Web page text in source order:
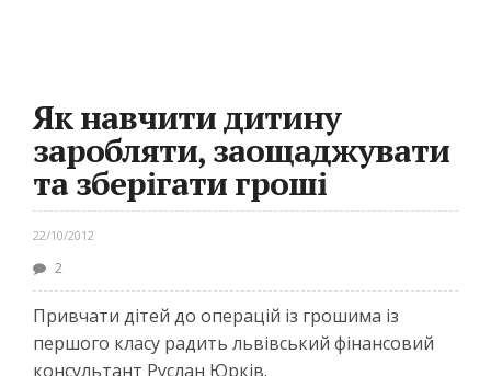
Як навчити дитину
заробляти, заощаджувати
та зберігати гроші
22/10/2012
2
Привчати дітей до операцій із грошима із
першого класу радить львівський фінансовий
консультант Руслан Юрків.